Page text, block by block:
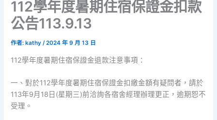
112學年度暑期住宿保證金扣款
公告113.9.13
作者: kathy/2024 年 9 月 13 日
112學年度暑期住宿保證金退款注意事項：
一、對於112學年度暑期住宿保證金扣繳金額有疑問者，請於
113年9月18日(星期三)前洽詢各宿舍經理辦理更正，逾期恕不
受理。